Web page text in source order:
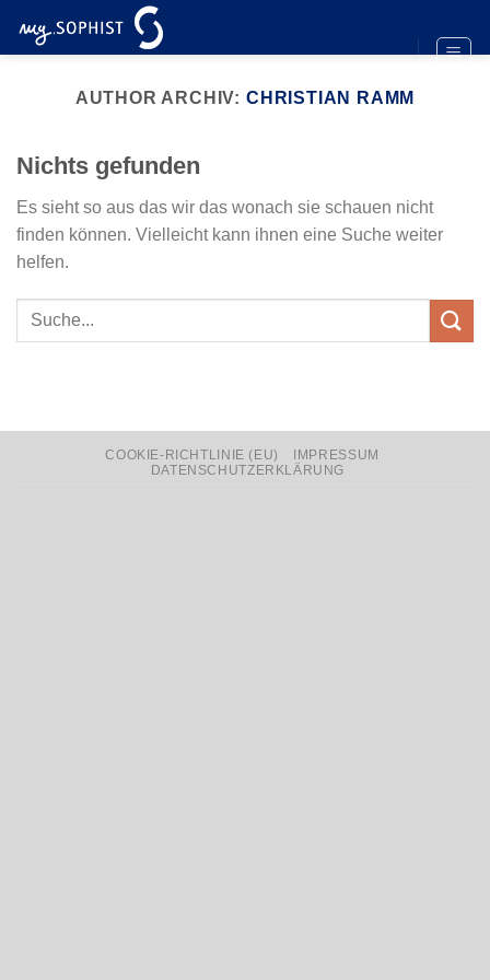
Inhalt
AUTHOR ARCHIV: CHRISTIAN RAMM
Nichts gefunden
Es sieht so aus das wir das wonach sie schauen nicht
finden können. Vielleicht kann ihnen eine Suche weiter
helfen.
COOKIE-RICHTLINIE (EU)
IMPRESSUM
DATENSCHUTZERKLÄRUNG